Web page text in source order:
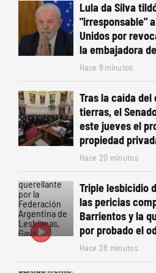
Lula da Silva
"irresponsable"
Unidos por
la embajadora
Hace 9 minutos
Tras la caída
tierras, el
este jueves el
propiedad
Hace 20 minutos
Triple lesbicidio
las pericias
Barrientos y la
por probado el
Hace 28 minutos